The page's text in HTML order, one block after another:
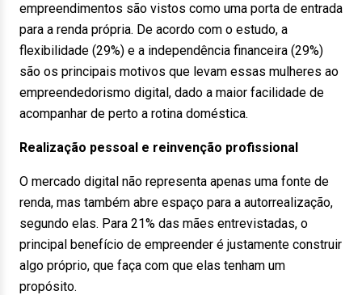
empreendimentos são vistos como uma porta de entrada
para a renda própria. De acordo com o estudo, a
flexibilidade (29%) e a independência financeira (29%)
são os principais motivos que levam essas mulheres ao
empreendedorismo digital, dado a maior facilidade de
acompanhar de perto a rotina doméstica.
Realização pessoal e reinvenção profissional
O mercado digital não representa apenas uma fonte de
renda, mas também abre espaço para a autorrealização,
segundo elas. Para 21% das mães entrevistadas, o
principal benefício de empreender é justamente construir
algo próprio, que faça com que elas tenham um
propósito.